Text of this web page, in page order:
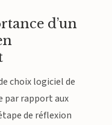
d’un
choix logiciel de
par rapport aux
de réflexion